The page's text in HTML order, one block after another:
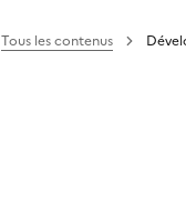
Tous les contenus